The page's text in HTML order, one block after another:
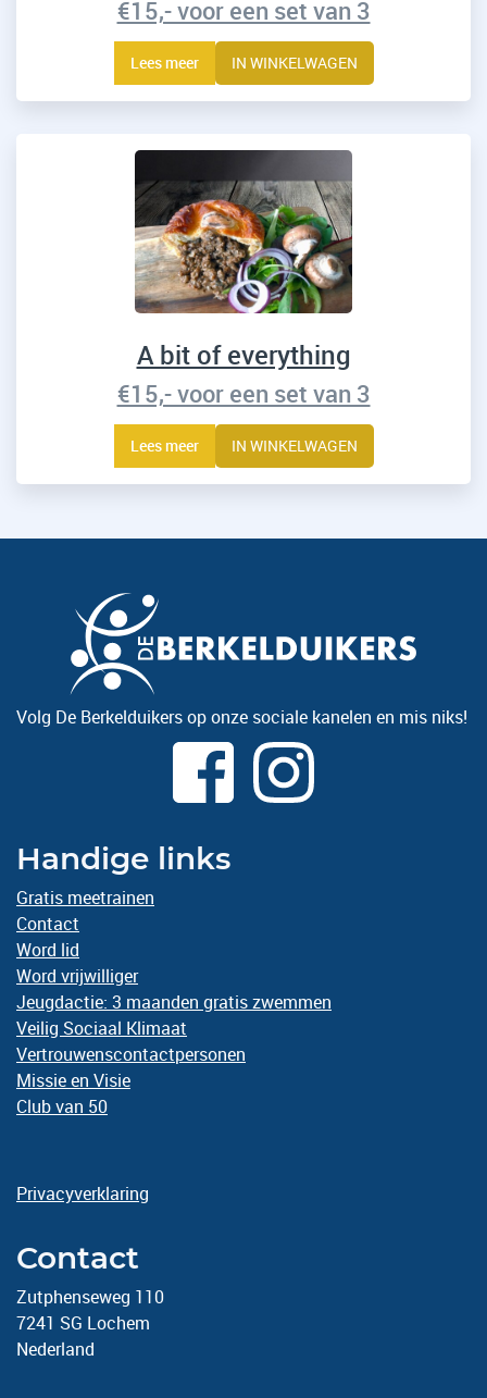
€15,- voor een set van 3
Lees meer IN WINKELWAGEN
A bit of everything
€15,- voor een set van 3
Lees meer IN WINKELWAGEN
Volg De Berkelduikers op onze sociale kanelen en mis niks!
Handige links
Gratis meetrainen
Contact
Word lid
Word vrijwilliger
Jeugdactie: 3 maanden gratis zwemmen
Veilig Sociaal Klimaat
Vertrouwenscontactpersonen
Missie en Visie
Club van 50
Privacyverklaring
Contact
Zutphenseweg 110
7241 SG Lochem
Nederland